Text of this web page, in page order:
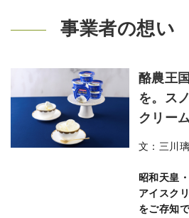
事業者の想い
酪農王
を。ス
クリー
文：三川
昭和天皇
アイスク
をご存知